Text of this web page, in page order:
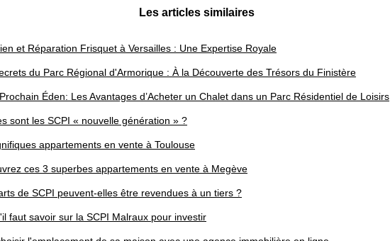
Les articles similaires
et Réparation Frisquet à Versailles : Une Expertise Royale
du Parc Régional d'Armorique : À la Découverte des Trésors du Finistère
Éden: Les Avantages d’Acheter un Chalet dans un Parc Résidentiel de Loisirs
sont les SCPI « nouvelle génération » ?
appartements en vente à Toulouse
ces 3 superbes appartements en vente à Megève
de SCPI peuvent-elles être revendues à un tiers ?
faut savoir sur la SCPI Malraux pour investir